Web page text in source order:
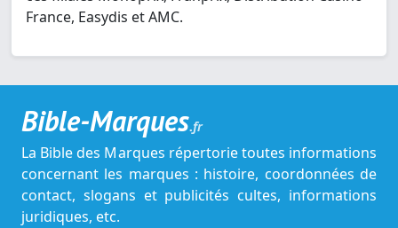
France, Easydis et AMC.
Bible-Marques.fr
La Bible des Marques répertorie toutes informations
concernant les marques : histoire, coordonnées de
contact, slogans et publicités cultes, informations
juridiques, etc.